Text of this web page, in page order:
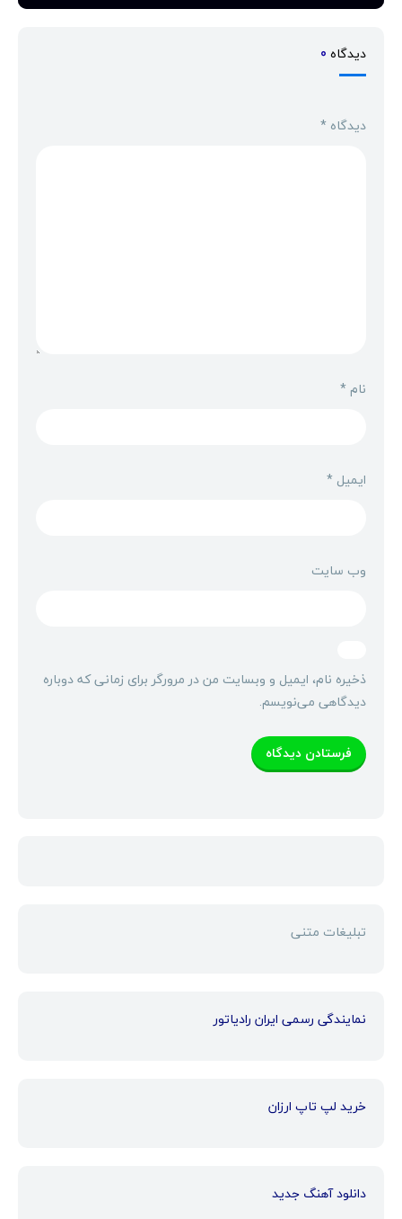
دیدگاه 0
دیدگاه *
نام*
ایمیل *
وب‌ سایت
ذخیره نام، ایمیل و وبسایت من در مرورگر برای زمانی که دوباره
دیدگاهی می‌نویسم.
تبلیغات متنی
نمایندگی رسمی ایران رادیاتور
خرید لپ تاپ ارزان
دانلود آهنگ جدید